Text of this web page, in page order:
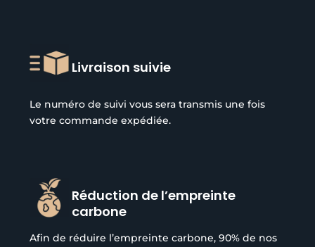
Livraison suivie
Le numéro de suivi vous sera transmis une fois
votre commande expédiée.
Réduction de l’empreinte
carbone
Afin de réduire l’empreinte carbone, 90% de nos